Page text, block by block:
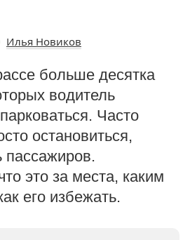
Илья Новиков
больше десятка
водитель
Часто
остановиться,
пассажиров.
это за места, каким
его избежать.